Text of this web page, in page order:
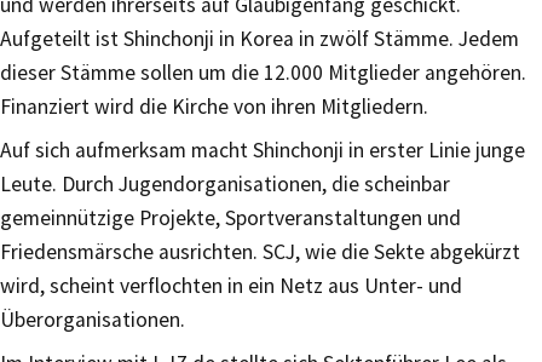
Aufgeteilt ist Shinchonji in Korea in zwölf Stämme. Jedem
dieser Stämme sollen um die 12.000 Mitglieder angehören.
Finanziert wird die Kirche von ihren Mitgliedern.
Auf sich aufmerksam macht Shinchonji in erster Linie junge
Leute. Durch Jugendorganisationen, die scheinbar
gemeinnützige Projekte, Sportveranstaltungen und
Friedensmärsche ausrichten. SCJ, wie die Sekte abgekürzt
wird, scheint verflochten in ein Netz aus Unter- und
Überorganisationen.